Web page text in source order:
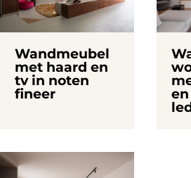
Wandmeubel
met haard en
tv in noten
fineer
en